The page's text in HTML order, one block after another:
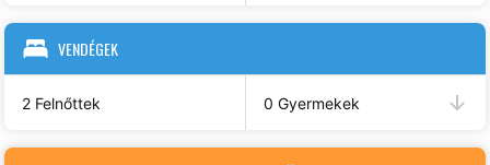
VENDÉGEK
2 Felnőttek 0 Gyermekek